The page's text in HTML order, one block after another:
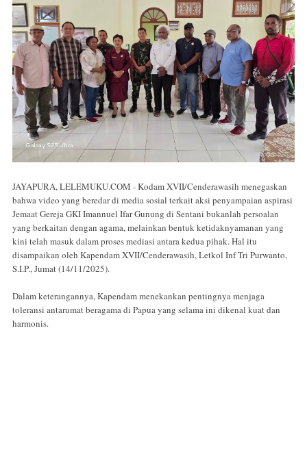
JAYAPURA, LELEMUKU.COM - Kodam XVII/Cenderawasih menegaskan
bahwa video yang beredar di media sosial terkait aksi penyampaian aspirasi
Jemaat Gereja GKI Imannuel Ifar Gunung di Sentani bukanlah persoalan
yang berkaitan dengan agama, melainkan bentuk ketidaknyamanan yang
kini telah masuk dalam proses mediasi antara kedua pihak. Hal itu
disampaikan oleh Kapendam XVII/Cenderawasih, Letkol Inf Tri Purwanto,
S.I.P., Jumat (14/11/2025).
Dalam keterangannya, Kapendam menekankan pentingnya menjaga
toleransi antarumat beragama di Papua yang selama ini dikenal kuat dan
harmonis.